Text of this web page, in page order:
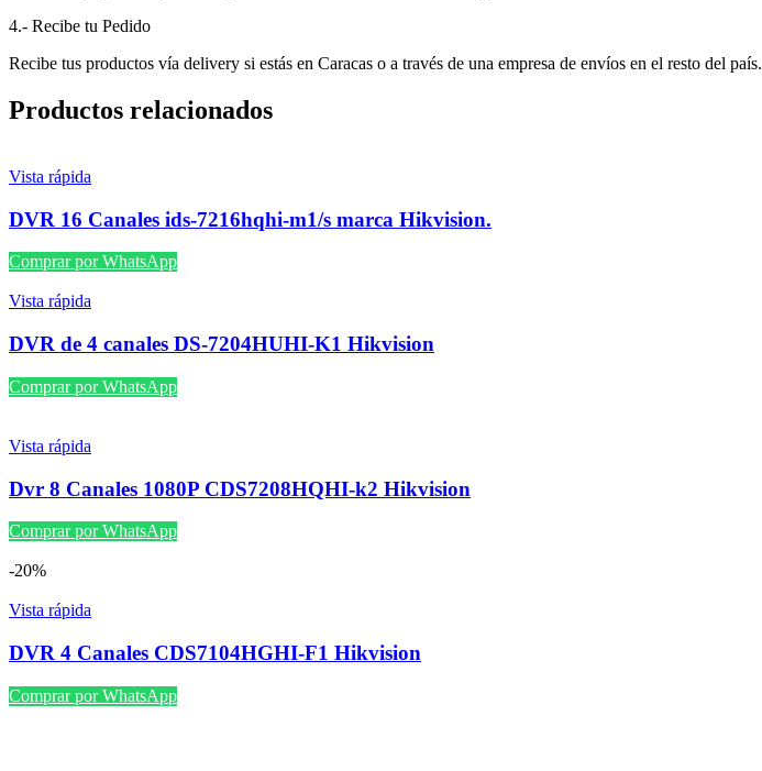
4.- Recibe tu Pedido
Recibe tus productos vía delivery si estás en Caracas o a través de una empresa de envíos en el resto del país.
Productos relacionados
Vista rápida
DVR 16 Canales ids-7216hqhi-m1/s marca Hikvision.
Comprar por WhatsApp
Vista rápida
DVR de 4 canales DS-7204HUHI-K1 Hikvision
Comprar por WhatsApp
Vista rápida
Dvr 8 Canales 1080P CDS7208HQHI-k2 Hikvision
Comprar por WhatsApp
-20%
Vista rápida
DVR 4 Canales CDS7104HGHI-F1 Hikvision
Comprar por WhatsApp